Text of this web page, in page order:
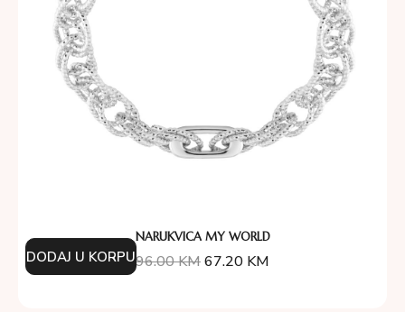
NARUKVICA MY WORLD
96.00KM67.20 KM
DODAJ U KORPU